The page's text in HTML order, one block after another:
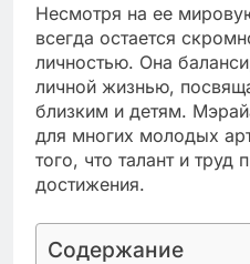
Несмотря на ее
всегда остается
личностью. Она
личной жизнью,
близким и детям.
для многих молодых
того, что талант и труд
достижения.
Содержание